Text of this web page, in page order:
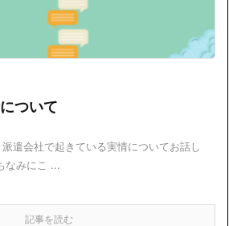
ついて
遣会社で起きている実情についてお話し
なみにこ ...
記事を読む